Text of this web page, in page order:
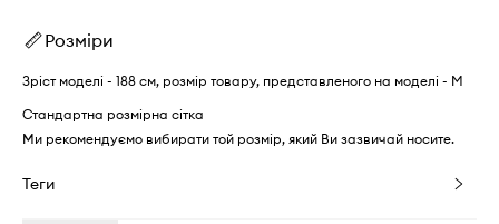
Розміри
Зріст моделі - 188 см, розмір товару, представленого на моделі - M
Стандартна розмірна сітка
Ми рекомендуємо вибирати той розмір, який Ви зазвичай носите.
Теги